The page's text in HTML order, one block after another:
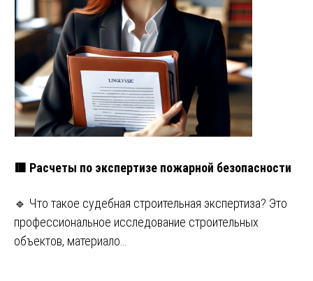
🟥 Расчеты по экспертизе пожарной безопасности
🔹 Что такое судебная строительная экспертиза? Это
профессиональное исследование строительных
объектов, материало…